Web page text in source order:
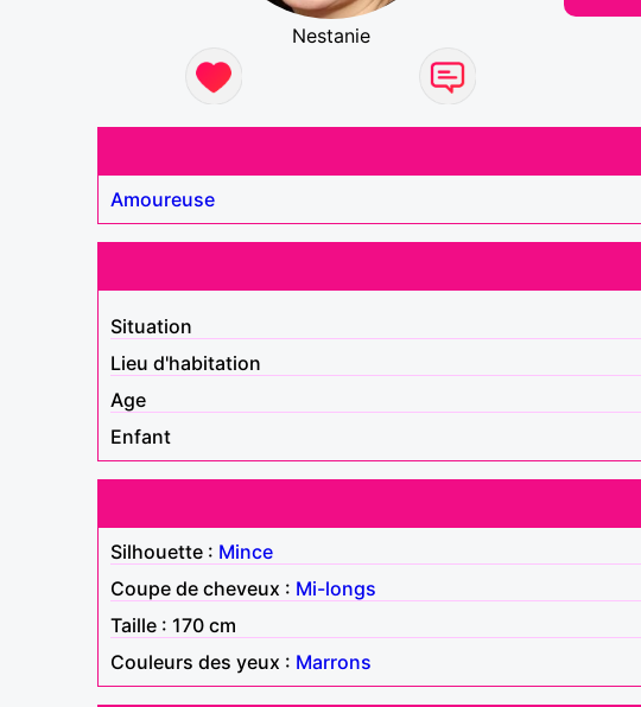
Nestanie
Amoureuse
Situation
Lieu d'habitation
Age
Enfant
Silhouette : Mince
Coupe de cheveux : Mi-longs
Taille : 170 cm
Couleurs des yeux : Marrons